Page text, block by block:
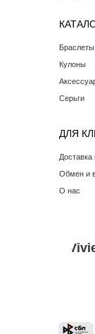
ДЛЯ
Доставка
Обмен и
О нас
Браслеты
Серьги
Кулоны